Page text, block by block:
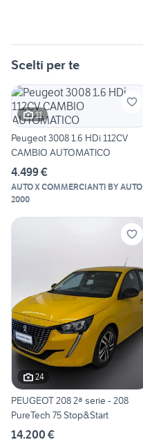
Scelti per te
11
Peugeot 3008 1.6 HDi 112CV
CAMBIO AUTOMATICO
4.499 €
AUTO X COMMERCIANTI BY AUTO
2000
24
PEUGEOT 208 2ª serie - 208
PureTech 75 Stop&Start
14.200 €